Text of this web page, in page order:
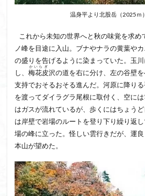
温身平より北股岳（2025ｍ）
これから未知の世界へと秋の味覚を求め
ノ峰を目途に入山。ブナやナラの黄葉や
の盛りを告げるように染まっていた。玉
し、 梅花皮
かいらぎ
沢の道を右に分け、左の谷壁
支持でおそるおそる進んだ。河原に降り
を渡ってダイラグラ尾根に取付く、空に
はガスが流れているが、歩くにはちょう
は岸壁で岩場のルートを登り下り繰り返
場の峰に立った。怪しい雲行きだが、運
本山が望めた。
イタヤカエデ
イカリソウ
アズ
アズマイチゲ
アジサイ
アケボ
アキチョウジ
アカヤシオ
アウ
カワヅザクラ
キタミソウ
タツ
ジジ岩・ババ岩
タチツボスミレ
ダケガンバの倒木
タカネシオガマ
ダイヤモンド富士
ダイコンソウ
シロヤシオ
シモツケソウ
シヴァ神 キノコ
サンカヨウ
ザゼンソウ
コンロ